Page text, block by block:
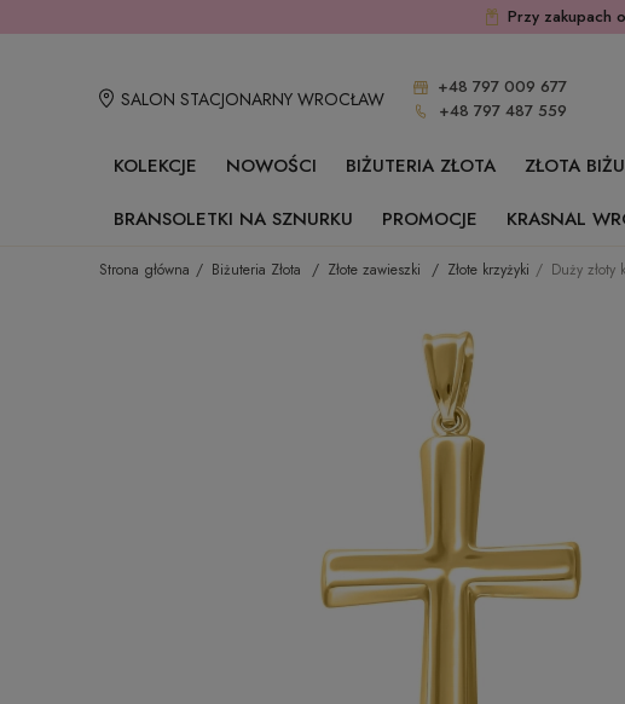
Przy zakupach
SALON STACJONARNY WROCŁAW
+48 797 009 677
+48 797 487 559
KOLEKCJE NOWOŚCI BIŻUTERIA ZŁOTA ZŁOTA
BRANSOLETKI NA SZNURKU
PROMOCJE KRASNAL
Strona główna Biżuteria Złota Złote zawieszki Złote krzyżyki Duży